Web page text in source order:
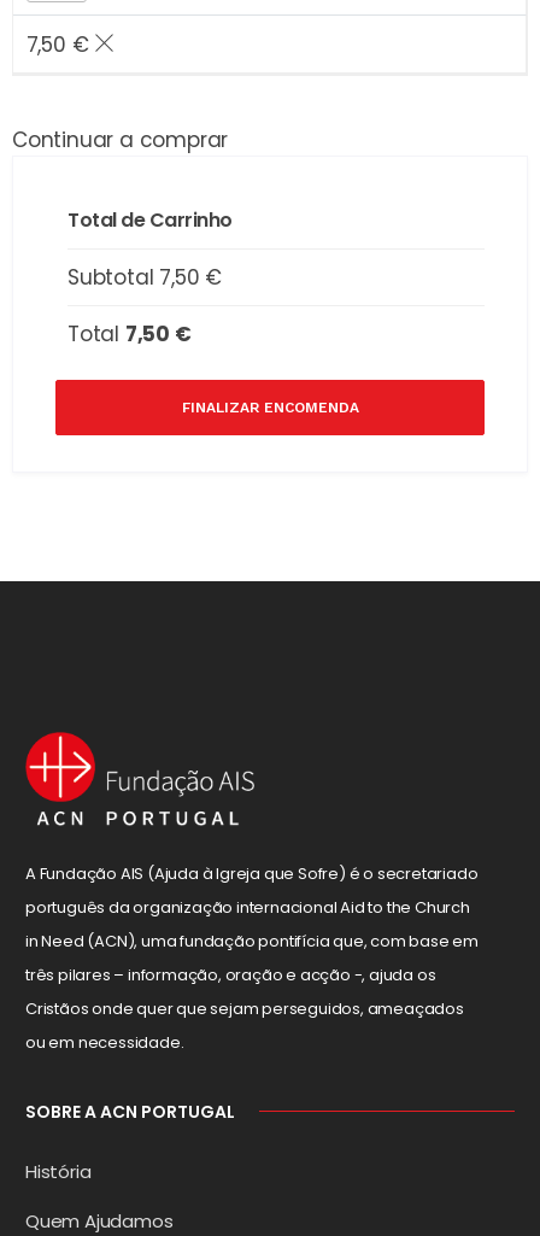
7,50 €
Continuar a comprar
Total de Carrinho
Subtotal 7,50 €
Total 7,50 €
FINALIZAR ENCOMENDA
A Fundação AIS (Ajuda à Igreja que Sofre) é o secretariado
português da organização internacional Aid to the Church
in Need (ACN), uma fundação pontifícia que, com base em
três pilares – informação, oração e acção -, ajuda os
Cristãos onde quer que sejam perseguidos, ameaçados
ou em necessidade.
SOBRE A ACN PORTUGAL
História
Quem Ajudamos